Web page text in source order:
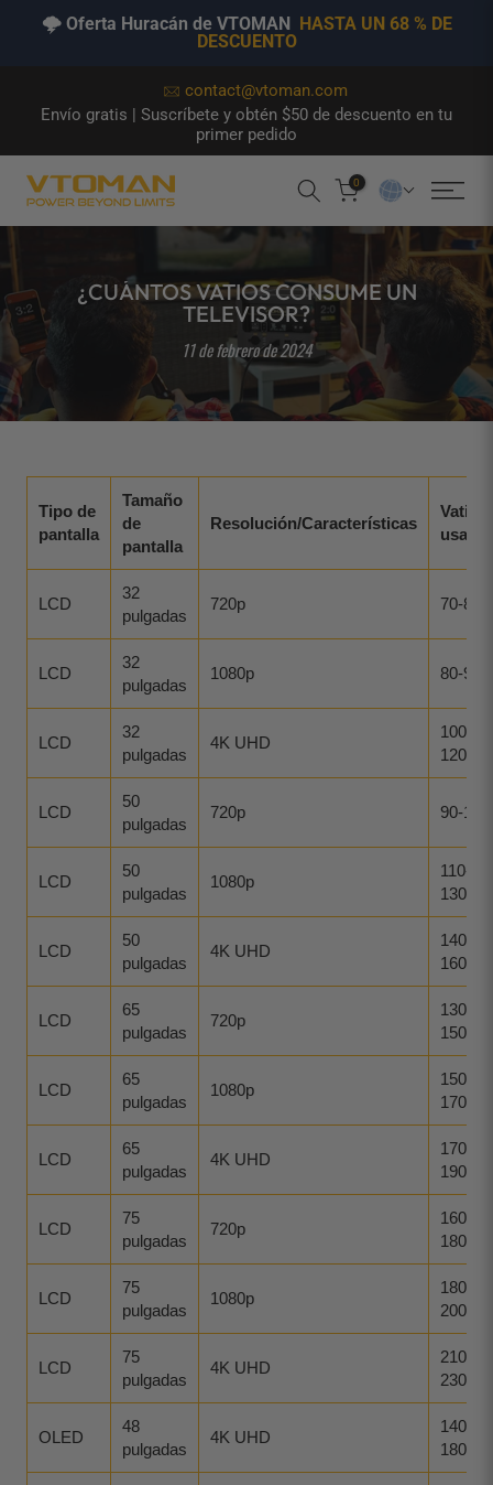
🌩️ Oferta Huracán de VTOMAN HASTA UN 68 % DE
DESCUENTO
contact@vtoman.com
Envío gratis | Suscríbete y obtén $50 de descuento en tu
primer pedido
0
¿CUÁNTOS VATIOS CONSUME UN
TELEVISOR?
11 de febrero de 2024
Tipo de
pantalla
Tamaño
de
pantalla
Resolución/Características
Vatios
LCD
32
pulgadas
720p 70-80
LCD
32
pulgadas
1080p 80-90
LCD
32
pulgadas
4K UHD
100-
120
LCD
50
pulgadas
720p 90-110
LCD
50
pulgadas
1080p
110-
130
LCD
50
pulgadas
4K UHD
140-
160
LCD
65
pulgadas
720p
130-
150
LCD
65
pulgadas
1080p
150-
170
LCD
65
pulgadas
4K UHD
170-
190
LCD
75
pulgadas
720p
160-
180
LCD
75
pulgadas
1080p
180-
200
LCD
75
pulgadas
4K UHD
210-
230
OLED
48
pulgadas
4K UHD
140-
180